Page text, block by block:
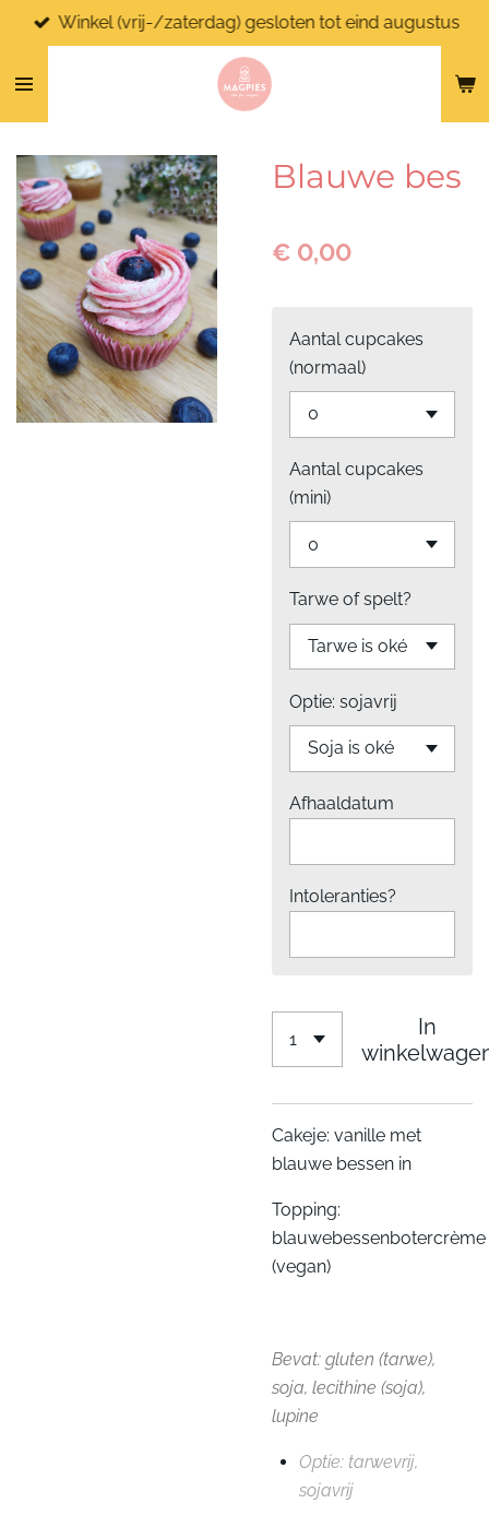
direct
naar
Winkel (vrij-/zaterdag) gesloten tot eind augustus
Blauwe bes
€ 0,00
Aantal cupcakes
(normaal)
Aantal cupcakes
(mini)
Tarwe of spelt?
Optie: sojavrij
Afhaaldatum
Intoleranties?
In
Cakeje: vanille met
blauwe bessen in
Topping:
blauwebessenbotercrème
(vegan)
Bevat: gluten (tarwe),
soja, lecithine (soja),
lupine
Optie: tarwevrij,
sojavrij